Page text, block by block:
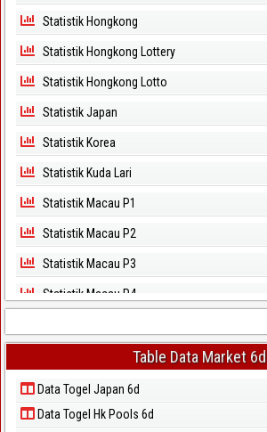
Statistik Hongkong
Statistik Hongkong Lottery
Statistik Hongkong Lotto
Statistik Japan
Statistik Korea
Statistik Kuda Lari
Statistik Macau P1
Statistik Macau P2
Statistik Macau P3
Statistik Macau P4
Statistik Magnum Cambodia
Statistik North Carolina Day
Statistik North Carolina Evening
Table Data Market 6d
Data Togel Japan 6d
Data Togel Hk Pools 6d